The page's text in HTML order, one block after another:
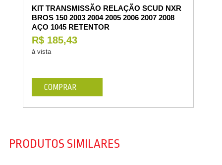
KIT TRANSMISSÃO RELAÇÃO SCUD NXR
BROS 150 2003 2004 2005 2006 2007 2008
AÇO 1045 RETENTOR
R$ 185,43
à vista
COMPRAR
PRODUTOS SIMILARES